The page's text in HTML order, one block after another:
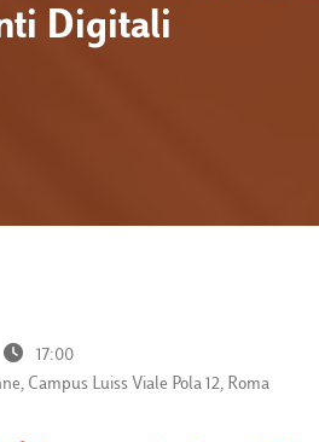
Digitali
17:00
Campus Luiss Viale Pola 12, Roma